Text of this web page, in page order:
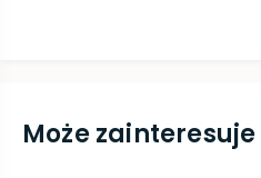
Może